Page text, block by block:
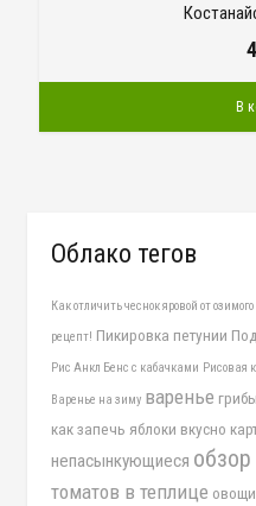
В
Облако тегов
Как отличить чеснок яровой от озимого
рецепт! Пикировка петунии
Рис Анкл Бенс с кабачками Рисовая
Варенье на зиму варенье грибы
как запечь яблоки вкусно
непасынкующиеся
томатов в теплице овощи